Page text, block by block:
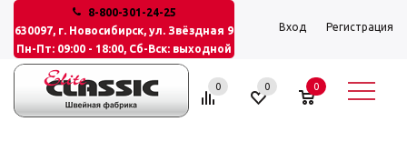
8-800-301-24-25
630097, г. Новосибирск, ул. Звёздная 9
Пн-Пт: 09:00 - 18:00, Сб-Вск: выходной
Вход Регистрация
0 0 0